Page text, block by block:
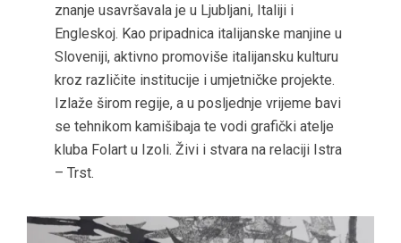
znanje usavršavala je u Ljubljani, Italiji i
Engleskoj. Kao pripadnica italijanske manjine u
Sloveniji, aktivno promoviše italijansku kulturu
kroz različite institucije i umjetničke projekte.
Izlaže širom regije, a u posljednje vrijeme bavi
se tehnikom kamišibaja te vodi grafički atelje
kluba Folart u Izoli. Živi i stvara na relaciji Istra
– Trst.